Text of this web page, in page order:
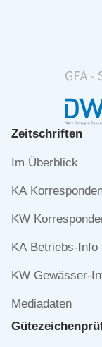
Zeitschriften
Navigation
Im Überblick
KA
KW
KA Betriebs-Info
KW Gewässer-
Mediadaten